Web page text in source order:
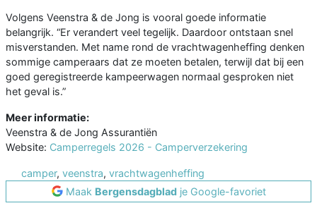
Volgens Veenstra & de Jong is vooral goede informatie
belangrijk. “Er verandert veel tegelijk. Daardoor ontstaan snel
misverstanden. Met name rond de vrachtwagenheffing denken
sommige camperaars dat ze moeten betalen, terwijl dat bij een
goed geregistreerde kampeerwagen normaal gesproken niet
het geval is.”
Meer informatie:
Veenstra & de Jong Assurantiën
Website: Camperregels 2026 - Camperverzekering
camper, veenstra, vrachtwagenheffing
Maak Bergensdagbladje Google-favoriet